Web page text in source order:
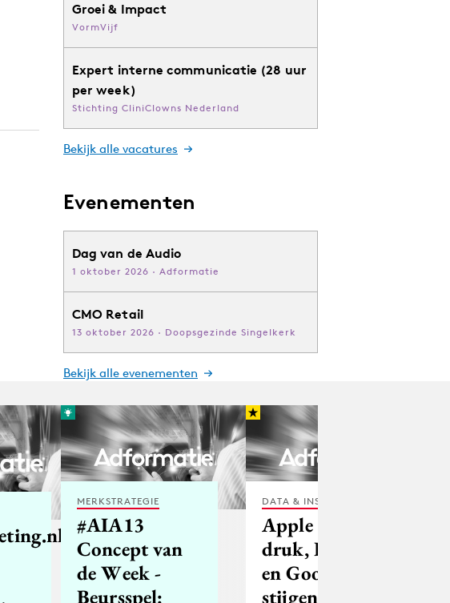
Groei & Impact
VormVijf
Expert interne communicatie (28 uur
per week)
Stichting CliniClowns Nederland
Bekijk alle vacatures
Evenementen
Dag van de Audio
1 oktober 2026 · Adformatie
CMO Retail
13 oktober 2026 · Doopsgezinde Singelkerk
Bekijk alle evenementen
MERKSTRATEGIE
#AIA13
Concept van
de Week -
Beursspel:
DATA & INSIGHTS
Apple onder
druk, Bol.com
en Google
stijgen snel